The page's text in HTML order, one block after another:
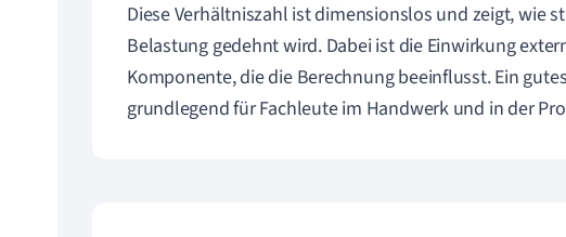
Diese Verhältniszahl ist dimensionslos und zeigt, wie
Belastung gedehnt wird. Dabei ist die Einwirkung
Komponente, die die Berechnung beeinflusst. Ein
grundlegend für Fachleute im Handwerk und in der